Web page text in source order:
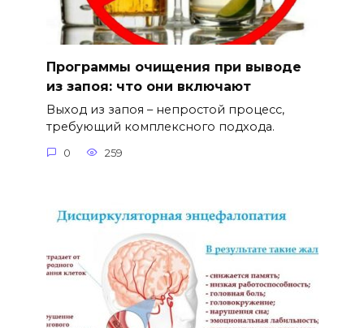
Программы очищения при выводе
из запоя: что они включают
Выход из запоя – непростой процесс,
требующий комплексного подхода.
0 259